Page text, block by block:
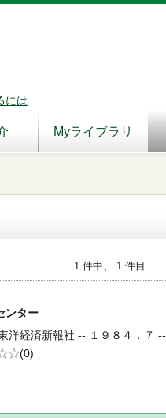
には
Myライブラリ
1 件中、 1 件目
ンター
経済新報社 -- １９８４．７ --
(0)